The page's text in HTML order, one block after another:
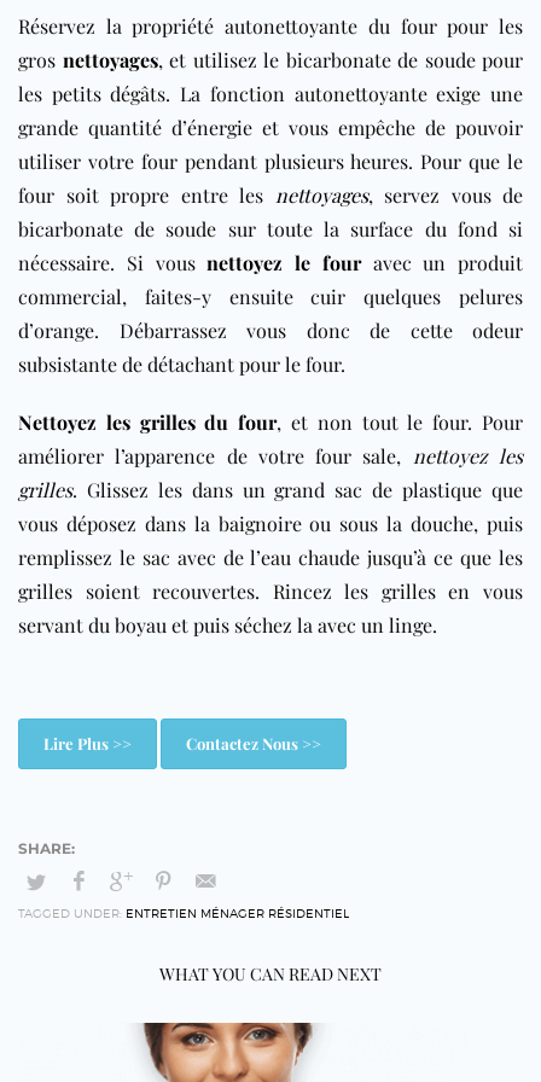
Réservez la propriété autonettoyante du four pour les
gros nettoyages, et utilisez le bicarbonate de soude pour
les petits dégâts. La fonction autonettoyante exige une
grande quantité d’énergie et vous empêche de pouvoir
utiliser votre four pendant plusieurs heures. Pour que le
four soit propre entre les nettoyages, servez vous de
bicarbonate de soude sur toute la surface du fond si
nécessaire. Si vousnettoyez le fouravec un produit
commercial, faites-y ensuite cuir quelques pelures
d’orange. Débarrassez vous donc de cette odeur
subsistante de détachant pour le four.
Nettoyez les grilles du four, et non tout le four. Pour
améliorer l’apparence de votre four sale,
nettoyez les
grilles. Glissez les dans un grand sac de plastique que
vous déposez dans la baignoire ou sous la douche, puis
remplissez le sac avec de l’eau chaude jusqu’à ce que les
grilles soient recouvertes. Rincez les grilles en vous
servant du boyau et puis séchez la avec un linge.
Lire Plus >> Contactez Nous >>
TAGGED UNDER: ENTRETIEN MÉNAGER RÉSIDENTIEL
WHAT YOU CAN READ NEXT